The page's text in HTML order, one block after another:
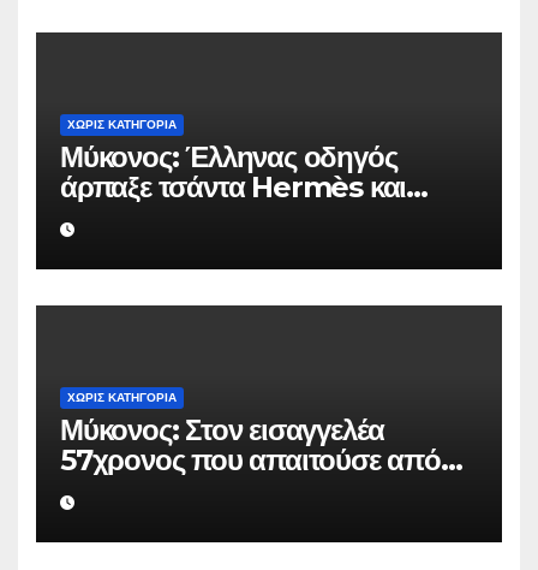
ΧΩΡΊΣ ΚΑΤΗΓΟΡΊΑ
Μύκονος: Έλληνας οδηγός
άρπαξε τσάντα Hermès και
Rolex αξίας 75.000 ευρώ από
Ουκρανό τουρίστα
ΧΩΡΊΣ ΚΑΤΗΓΟΡΊΑ
Μύκονος: Στον εισαγγελέα
57χρονος που απαιτούσε από
επιχειρηματία 80.000 ευρώ για
να μην κάνει καταγγελίες σε
βάρος του